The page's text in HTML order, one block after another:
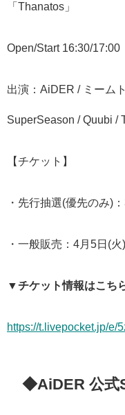
「 Thanatos 」
Open/Start 16:30/17:00
出演： AiDER / ミーム
SuperSeason / Quubi /
【チケット】
・先行抽選(優先のみ) ：
・一般販売： 4 月 5日 (火
▼チケット情報はこち
https://t.livepocket.jp/e/
◆AiDER 公式